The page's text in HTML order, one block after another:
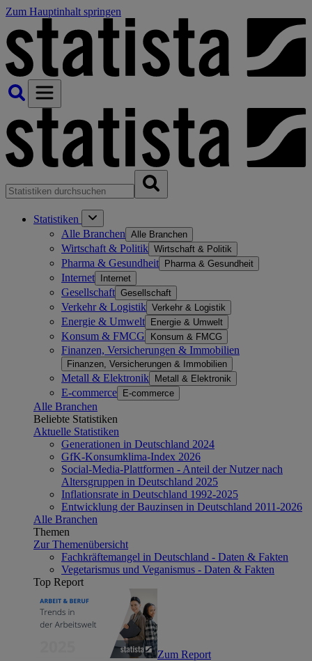
Zum Hauptinhalt springen
Statistiken
Alle Branchen Alle Branchen
Wirtschaft & Politik Wirtschaft & Politik
Pharma & Gesundheit Pharma & Gesundheit
Internet Internet
Gesellschaft Gesellschaft
Verkehr & Logistik Verkehr & Logistik
Energie & Umwelt Energie & Umwelt
Konsum & FMCG Konsum & FMCG
Finanzen, Versicherungen & Immobilien
Finanzen, Versicherungen & Immobilien
Metall & Elektronik Metall & Elektronik
E-commerce E-commerce
Alle Branchen
Beliebte Statistiken
Aktuelle Statistiken
Generationen in Deutschland 2024
GfK-Konsumklima-Index 2026
Social-Media-Plattformen - Anteil der Nutzer nach
Altersgruppen in Deutschland 2025
Inflationsrate in Deutschland 1992-2025
Entwicklung der Bauzinsen in Deutschland 2011-2026
Alle Branchen
Themen
Zur Themenübersicht
Fachkräftemangel in Deutschland - Daten & Fakten
Vegetarismus und Veganismus - Daten & Fakten
Top Report
Zum Report